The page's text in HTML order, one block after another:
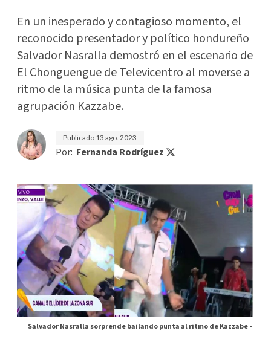
En un inesperado y contagioso momento, el
reconocido presentador y político hondureño
Salvador Nasralla demostró en el escenario de
El Chonguengue de Televicentro al moverse a
ritmo de la música punta de la famosa
agrupación Kazzabe.
Publicado 13 ago. 2023
Por: Fernanda Rodríguez
Salvador Nasralla sorprende bailando punta al ritmo de Kazzabe -